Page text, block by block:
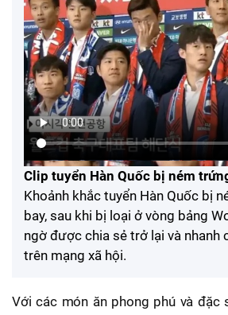
Clip tuyển Hàn Quốc bị ném
Khoảnh khắc tuyển Hàn Quốc bị
bay, sau khi bị loại ở vòng bảng
ngờ được chia sẻ trở lại và nhanh
trên mạng xã hội.
Với các món ăn phong phú và đặc